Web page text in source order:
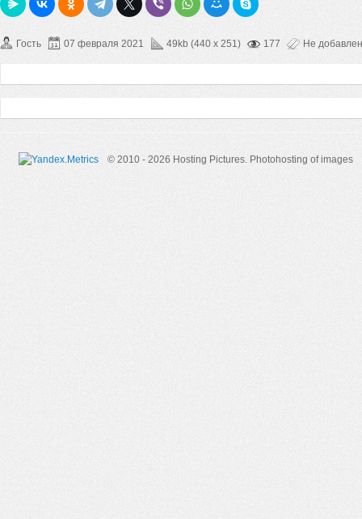
Гость 07 февраля 2021 49kb (440 x 251) 177 Не
© 2010 - 2026 Hosting Pictures. Photohosting of images